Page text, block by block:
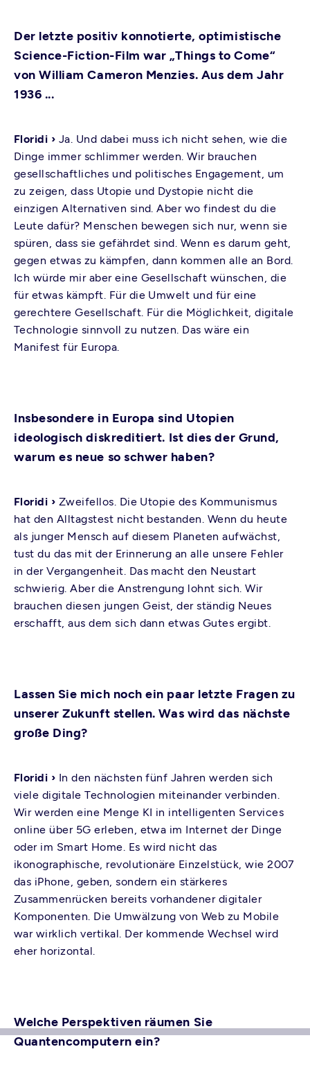
Der letzte positiv konnotierte, optimistische
Science-Fiction-Film war „Things to Come“
von William Cameron Menzies. Aus dem Jahr
1936 ...
Floridi › Ja. Und dabei muss ich nicht sehen, wie die
Dinge immer schlimmer werden. Wir brauchen
gesellschaftliches und politisches Engagement, um
zu zeigen, dass Utopie und Dystopie nicht die
einzigen Alternativen sind. Aber wo findest du die
Leute dafür? Menschen bewegen sich nur, wenn sie
spüren, dass sie gefährdet sind. Wenn es darum geht,
gegen etwas zu kämpfen, dann kommen alle an Bord.
Ich würde mir aber eine Gesellschaft wünschen, die
für etwas kämpft. Für die Umwelt und für eine
gerechtere Gesellschaft. Für die Möglichkeit, digitale
Technologie sinnvoll zu nutzen. Das wäre ein
Manifest für Europa.
Insbesondere in Europa sind Utopien
ideologisch diskreditiert. Ist dies der Grund,
warum es neue so schwer haben?
Floridi › Zweifellos. Die Utopie des Kommunismus
hat den Alltagstest nicht bestanden. Wenn du heute
als junger Mensch auf diesem Planeten aufwächst,
tust du das mit der Erinnerung an alle unsere Fehler
in der Vergangenheit. Das macht den Neustart
schwierig. Aber die Anstrengung lohnt sich. Wir
brauchen diesen jungen Geist, der ständig Neues
erschafft, aus dem sich dann etwas Gutes ergibt.
Lassen Sie mich noch ein paar letzte Fragen zu
unserer Zukunft stellen. Was wird das nächste
große Ding?
Floridi › In den nächsten fünf Jahren werden sich
viele digitale Technologien miteinander verbinden.
Wir werden eine Menge KI in intelligenten Services
online über 5G erleben, etwa im Internet der Dinge
oder im Smart Home. Es wird nicht das
ikonographische, revolutionäre Einzelstück, wie 2007
das iPhone, geben, sondern ein stärkeres
Zusammenrücken bereits vorhandener digitaler
Komponenten. Die Umwälzung von Web zu Mobile
war wirklich vertikal. Der kommende Wechsel wird
eher horizontal.
Welche Perspektiven räumen Sie
Quantencomputern ein?